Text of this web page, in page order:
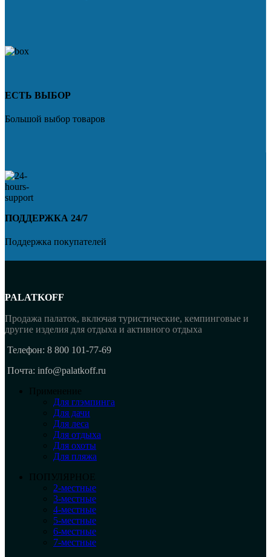
ЕСТЬ ВЫБОР
Большой выбор товаров
ПОДДЕРЖКА 24/7
Поддержка покупателей
PALATKOFF
Продажа палаток, включая туристические, кемпинговые и
другие изделия для отдыха и активного отдыха
Телефон: 8 800 101-77-69
Почта: info@palatkoff.ru
Применение
Для глэмпинга
Для дачи
Для леса
Для отдыха
Для охоты
Для пляжа
ПОПУЛЯРНОЕ
2-местные
3-местные
4-местные
5-местные
6-местные
7-местные